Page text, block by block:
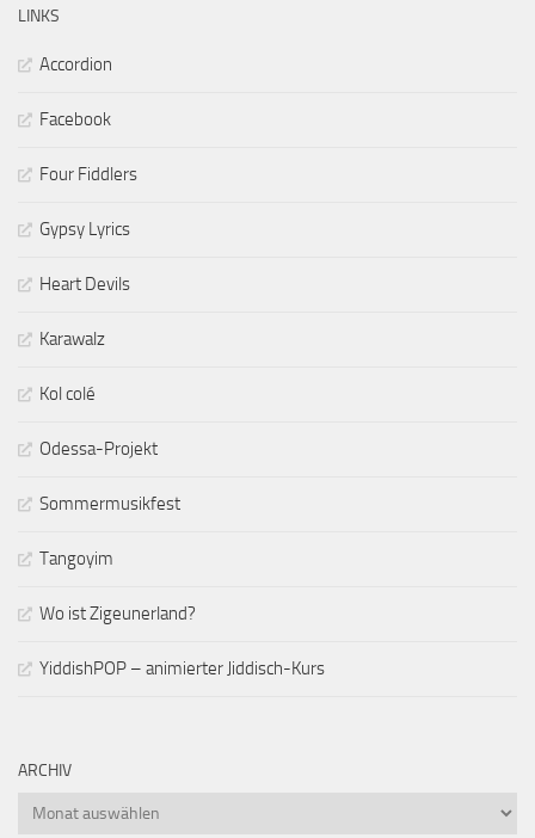
LINKS
Accordion
Facebook
Four Fiddlers
Gypsy Lyrics
Heart Devils
Karawalz
Kol colé
Odessa-Projekt
Sommermusikfest
Tangoyim
Wo ist Zigeunerland?
YiddishPOP – animierter Jiddisch-Kurs
ARCHIV
Archiv